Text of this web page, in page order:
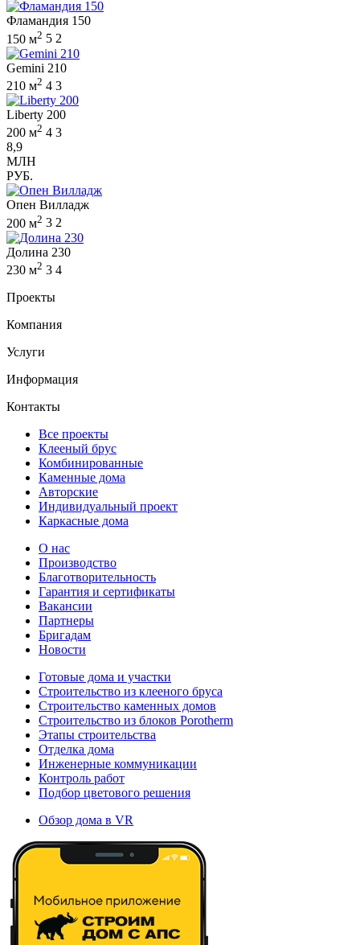
Фламандия 150
150 м2 5 2
Gemini 210
210 м2 4 3
Liberty 200
200 м2 4 3
8,9
МЛН
РУБ.
Опен Вилладж
200 м2 3 2
Долина 230
230 м2 3 4
Проекты
Компания
Услуги
Информация
Контакты
Все проекты
Клееный брус
Комбинированные
Каменные дома
Авторские
Индивидуальный проект
Каркасные дома
О нас
Производство
Благотворительность
Гарантия и сертификаты
Вакансии
Партнеры
Бригадам
Новости
Готовые дома и участки
Строительство из клееного бруса
Строительство каменных домов
Строительство из блоков Porotherm
Этапы строительства
Отделка дома
Инженерные коммуникации
Контроль работ
Подбор цветового решения
Обзор дома в VR